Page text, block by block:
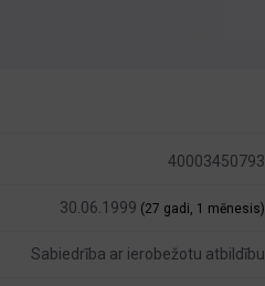
40003450793
30.06.1999 (27 gadi, 1 mēnesis)
Sabiedrība ar ierobežotu atbildību